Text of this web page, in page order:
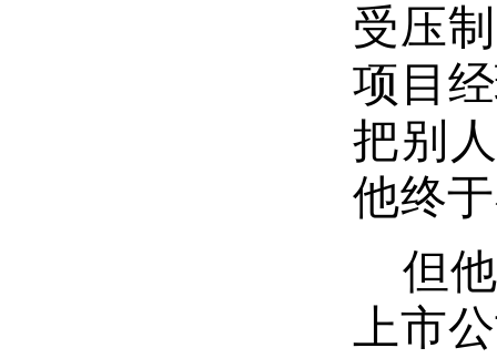
受压
项目
把别
他终
但
上市